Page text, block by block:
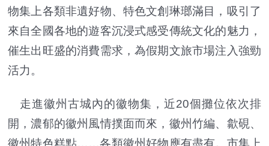
物集上各類非遺好物、特色文創琳瑯滿目，吸引了
來自全國各地的遊客沉浸式感受傳統文化的魅力，
催生出旺盛的消費需求，為假期文旅市場注入強勁
活力。
走進徽州古城內的徽物集，近20個攤位依次排
開，濃郁的徽州風情撲面而來，徽州竹編、歙硯、